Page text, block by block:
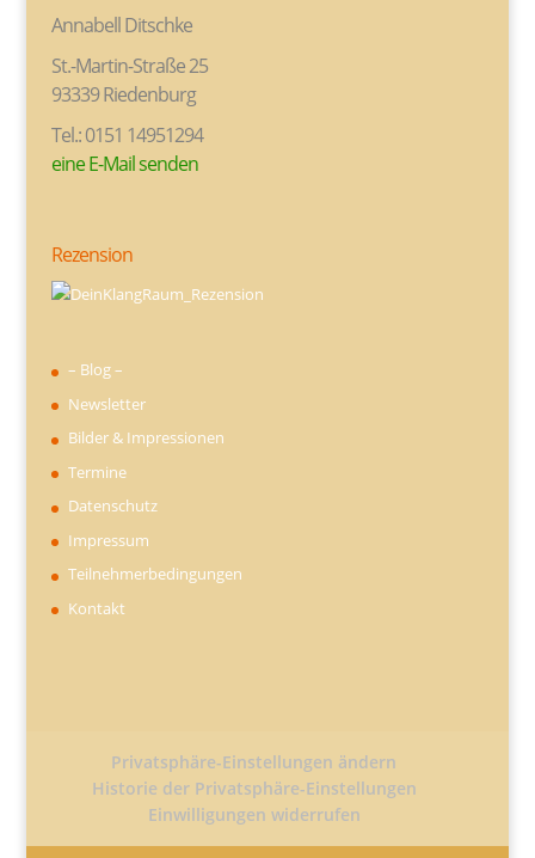
Annabell Ditschke
St.-Martin-Straße 25
93339 Riedenburg
Tel.: 0151 14951294
eine E-Mail senden
Rezension
– Blog –
Newsletter
Bilder & Impressionen
Termine
Datenschutz
Impressum
Teilnehmerbedingungen
Kontakt
Privatsphäre-Einstellungen ändern
Historie der Privatsphäre-Einstellungen
Einwilligungen widerrufen